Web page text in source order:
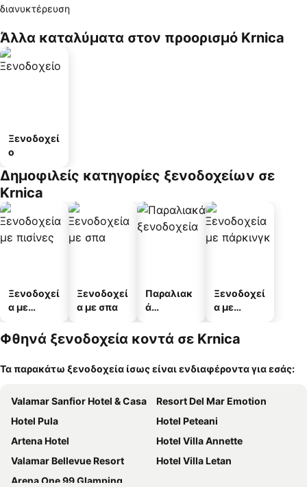
διανυκτέρευση
Άλλα καταλύματα στον προορισμό Krnica
Ξενοδοχεί
ο
Δημοφιλείς κατηγορίες ξενοδοχείων σε
Krnica
Ξενοδοχεί
α με
Ξενοδοχεί
α με σπα
Παραλιακ
ά
α
Ξενοδοχεί
α με
Φθηνά ξενοδοχεία κοντά σε Krnica
Τα παρακάτω ξενοδοχεία ίσως είναι ενδιαφέροντα για εσάς:
Valamar Sanfior Hotel & Casa
Resort Del Mar Emotion
Hotel Pula
Hotel Peteani
Artena Hotel
Hotel Villa Annette
Valamar Bellevue Resort
Hotel Villa Letan
Arena One 99 Glamping